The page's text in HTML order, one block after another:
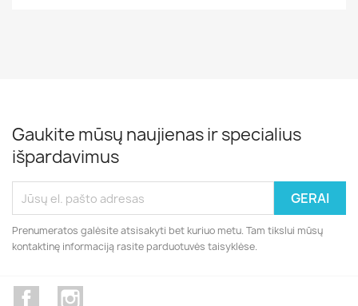
Gaukite mūsų naujienas ir specialius
išpardavimus
Prenumeratos galėsite atsisakyti bet kuriuo metu. Tam tikslui mūsų
kontaktinę informaciją rasite parduotuvės taisyklėse.
Facebook